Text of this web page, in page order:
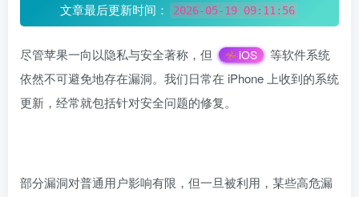
文章最后更新时间： 2026-05-19 09:11:56
尽管苹果一向以隐私与安全著称，但 iOS
等软件系统
依然不可避免地存在漏洞。我们日常在 iPhone 上收到的系统
更新，经常就包括针对安全问题的修复。
部分漏洞对普通用户影响有限，但一旦被利用，某些高危漏